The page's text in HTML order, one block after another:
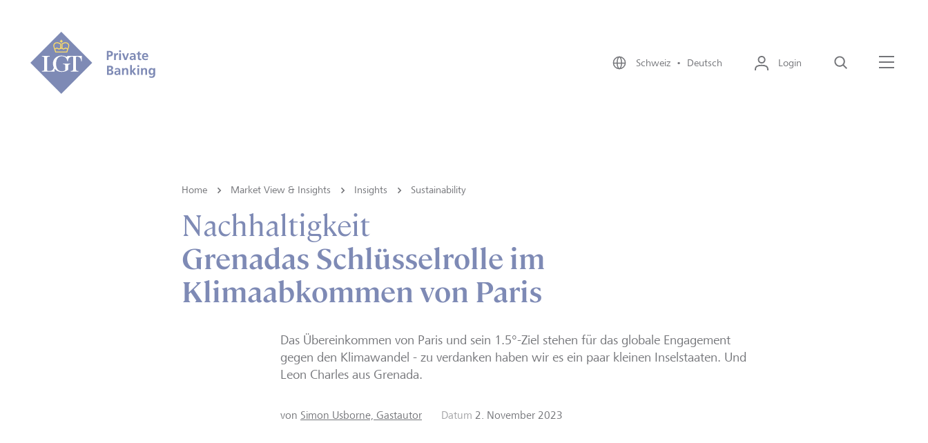
Schweiz • Deutsch Login
Home Market View & Insights Insights Sustainability
Nachhaltigkeit
Grenadas Schlüsselrolle im
Klimaabkommen von Paris
Das Übereinkommen von Paris und sein 1.5°-Ziel stehen für das globale Engagement
gegen den Klimawandel - zu verdanken haben wir es ein paar kleinen Inselstaaten. Und
Leon Charles aus Grenada.
von Simon Usborne, Gastautor Datum 2. November 2023